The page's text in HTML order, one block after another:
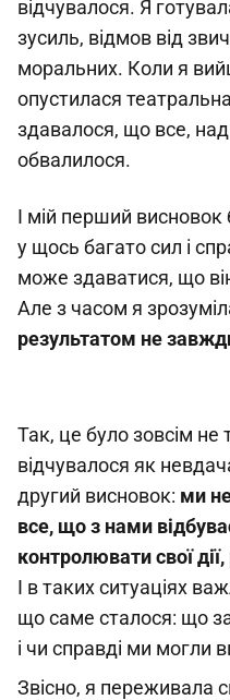
відчувалося. Я
зусиль, відмов від
моральних. Коли я
опустилася
здавалося, що все,
обвалилося.
І мій перший
у щось багато сил і
може здаватися, що
Але з часом я
результатом не
Так, це було зовсім не
відчувалося як
другий висновок: ми
все, що з нами
контролювати свої
І в таких ситуаціях
що саме сталося: що
і чи справді ми могли
Звісно, я переживала